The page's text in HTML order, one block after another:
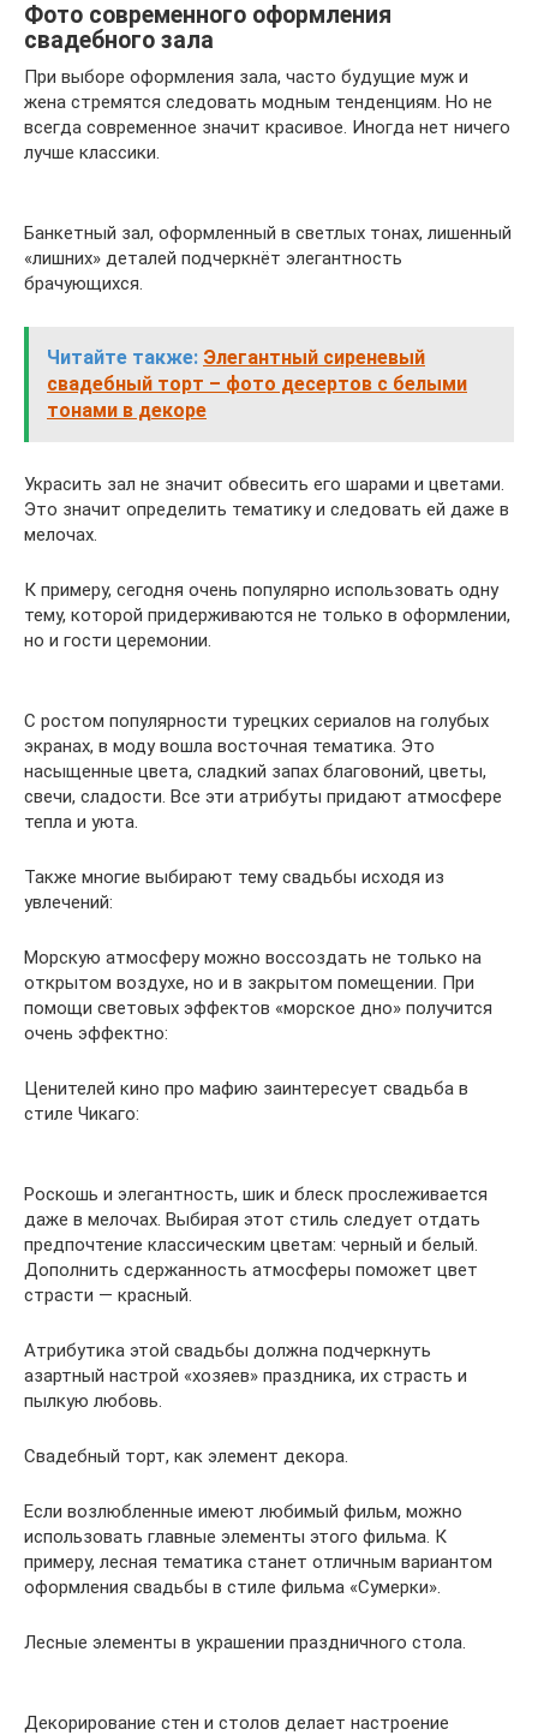
Фото современного оформления
свадебного зала
При выборе оформления зала, часто будущие муж и
жена стремятся следовать модным тенденциям. Но не
всегда современное значит красивое. Иногда нет ничего
лучше классики.
Банкетный зал, оформленный в светлых тонах, лишенный
«лишних» деталей подчеркнёт элегантность
брачующихся.
Читайте также: Элегантный сиреневый
свадебный торт – фото десертов с белыми
тонами в декоре
Украсить зал не значит обвесить его шарами и цветами.
Это значит определить тематику и следовать ей даже в
мелочах.
К примеру, сегодня очень популярно использовать одну
тему, которой придерживаются не только в оформлении,
но и гости церемонии.
С ростом популярности турецких сериалов на голубых
экранах, в моду вошла восточная тематика. Это
насыщенные цвета, сладкий запах благовоний, цветы,
свечи, сладости. Все эти атрибуты придают атмосфере
тепла и уюта.
Также многие выбирают тему свадьбы исходя из
увлечений:
Морскую атмосферу можно воссоздать не только на
открытом воздухе, но и в закрытом помещении. При
помощи световых эффектов «морское дно» получится
очень эффектно:
Ценителей кино про мафию заинтересует свадьба в
стиле Чикаго:
Роскошь и элегантность, шик и блеск прослеживается
даже в мелочах. Выбирая этот стиль следует отдать
предпочтение классическим цветам: черный и белый.
Дополнить сдержанность атмосферы поможет цвет
страсти — красный.
Атрибутика этой свадьбы должна подчеркнуть
азартный настрой «хозяев» праздника, их страсть и
пылкую любовь.
Свадебный торт, как элемент декора.
Если возлюбленные имеют любимый фильм, можно
использовать главные элементы этого фильма. К
примеру, лесная тематика станет отличным вариантом
оформления свадьбы в стиле фильма «Сумерки».
Лесные элементы в украшении праздничного стола.
Декорирование стен и столов делает настроение